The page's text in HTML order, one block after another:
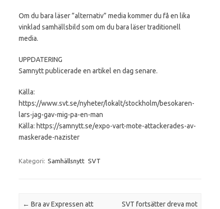
Om du bara läser ”alternativ” media kommer du få en lika
vinklad samhällsbild som om du bara läser traditionell
media.
UPPDATERING
Samnytt publicerade en artikel en dag senare.
Källa:
https://www.svt.se/nyheter/lokalt/stockholm/besokaren-
lars-jag-gav-mig-pa-en-man
Källa: https://samnytt.se/expo-vart-mote-attackerades-av-
maskerade-nazister
Kategori: Samhällsnytt SVT
Inläggsnavigering
← Bra av Expressen att
SVT fortsätter dreva mot